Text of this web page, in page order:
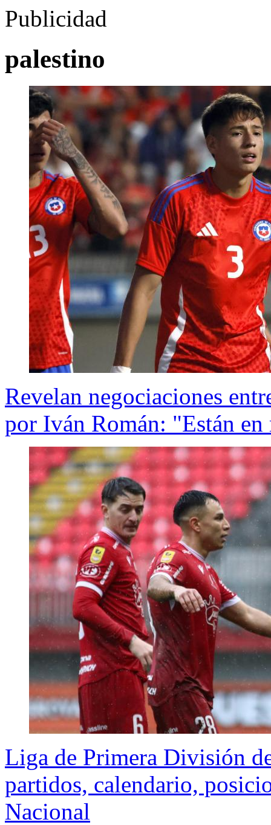
Publicidad
palestino
Revelan negociaciones
por Iván Román: "Están en
Liga de Primera División
partidos, calendario,
Nacional